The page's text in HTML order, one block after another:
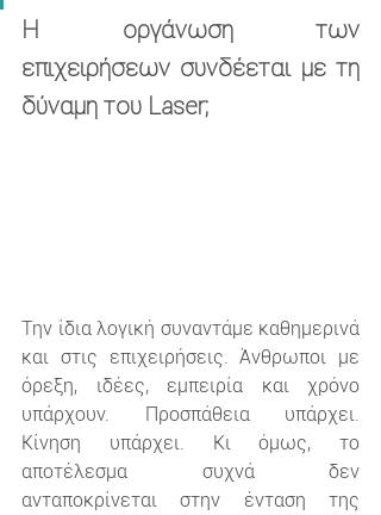
Η οργάνωση των
επιχειρήσεων συνδέεται με τη
δύναμη του Laser;
Την ίδια λογική συναντάμε καθημερινά
και στις επιχειρήσεις. Άνθρωποι με
όρεξη, ιδέες, εμπειρία και χρόνο
υπάρχουν. Προσπάθεια υπάρχει.
Κίνηση υπάρχει. Κι όμως, το
αποτέλεσμα συχνά δεν
ανταποκρίνεται στην ένταση της